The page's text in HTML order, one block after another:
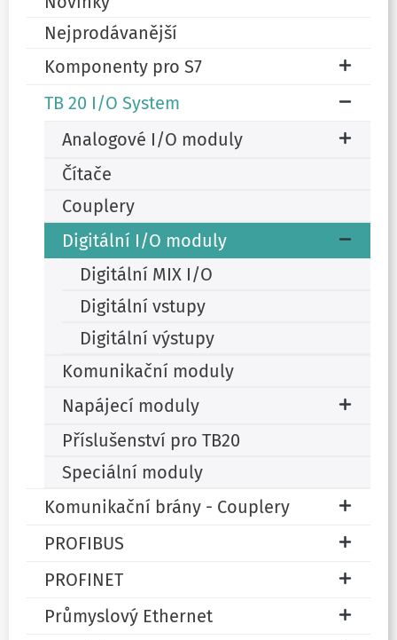
Nejprodávanější
Komponenty pro S7
TB 20 I/O System
Analogové I/O moduly
Čítače
Couplery
Digitální I/O moduly
Digitální MIX I/O
Digitální vstupy
Digitální výstupy
Komunikační moduly
Napájecí moduly
Příslušenství pro TB20
Speciální moduly
Komunikační brány - Couplery
PROFIBUS
PROFINET
Průmyslový Ethernet